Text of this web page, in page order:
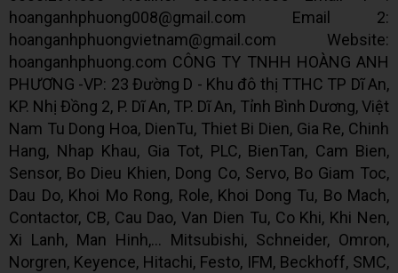
hoanganhphuong008@gmail.com Email 2:
hoanganhphuongvietnam@gmail.com Website:
hoanganhphuong.com CÔNG TY TNHH HOÀNG ANH
PHƯƠNG -VP: 23 Đường D - Khu đô thị TTHC TP Dĩ An,
KP. Nhị Đồng 2, P. Dĩ An, TP. Dĩ An, Tỉnh Bình Dương, Việt
Nam Tu Dong Hoa, DienTu, Thiet Bi Dien, Gia Re, Chinh
Hang, Nhap Khau, Gia Tot, PLC, BienTan, Cam Bien,
Sensor, Bo Dieu Khien, Dong Co, Servo, Bo Giam Toc,
Dau Do, Khoi Mo Rong, Role, Khoi Dong Tu, Bo Mach,
Contactor, CB, Cau Dao, Van Dien Tu, Co Khi, Khi Nen,
Xi Lanh, Man Hinh,... Mitsubishi, Schneider, Omron,
Norgren, Keyence, Hitachi, Festo, IFM, Beckhoff, SMC,